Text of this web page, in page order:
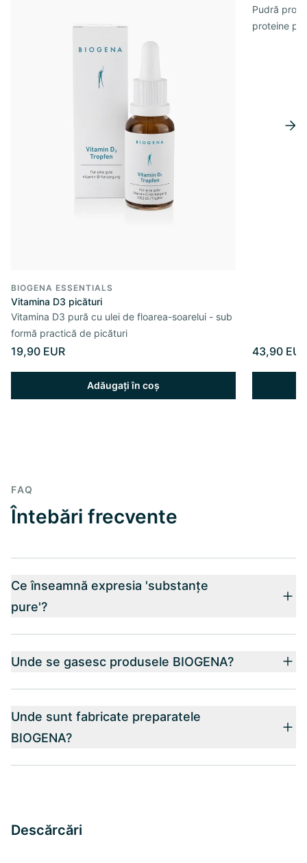
BIOGENA ESSENTIALS
Vitamina D3 picături
Vitamina D3 pură cu ulei de floarea-soarelui - sub
formă practică de picături
19,90 EUR
Adăugați în coș
Pudră
proteine pe
43,90 EUR
FAQ
Întebări frecvente
Ce înseamnă expresia 'substanțe
pure'?
Unde se gasesc produsele BIOGENA?
Unde sunt fabricate preparatele
BIOGENA?
Descărcări